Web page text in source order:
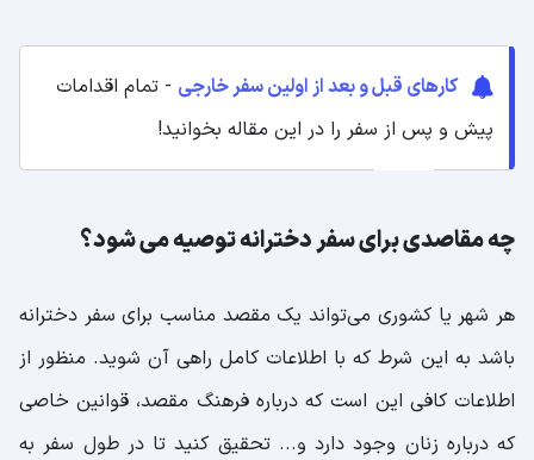
کارهای قبل و بعد از اولین سفر خارجی - تمام اقدامات
پیش و پس از سفر را در این مقاله بخوانید!
چه مقاصدی برای سفر دخترانه توصیه می شود؟
هر شهر یا کشوری می‌تواند یک مقصد مناسب برای سفر دخترانه
باشد به این شرط که با اطلاعات کامل راهی آن شوید. منظور از
اطلاعات کافی این است که درباره فرهنگ مقصد، قوانین خاصی
که درباره زنان وجود دارد و... تحقیق کنید تا در طول سفر به